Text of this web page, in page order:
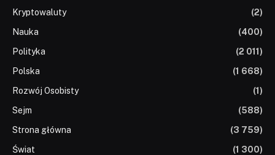
Kryptowaluty
(2)
Nauka
(400)
Polityka
(2 011)
Polska
(1 668)
Rozwój Osobisty
(1)
Sejm
(588)
Strona główna
(3 759)
Świat
(1 300)